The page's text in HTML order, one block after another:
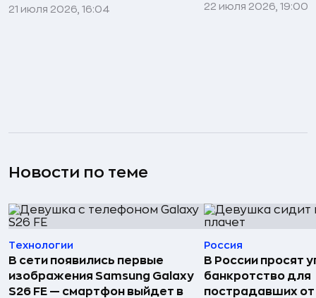
21 июля 2026, 16:04 22 июля 2026, 19:00
Новости по теме
Технологии
В сети появились первые
изображения Samsung Galaxy
S26 FE — смартфон выйдет в
Россия
В России просят
банкротство для
пострадавших